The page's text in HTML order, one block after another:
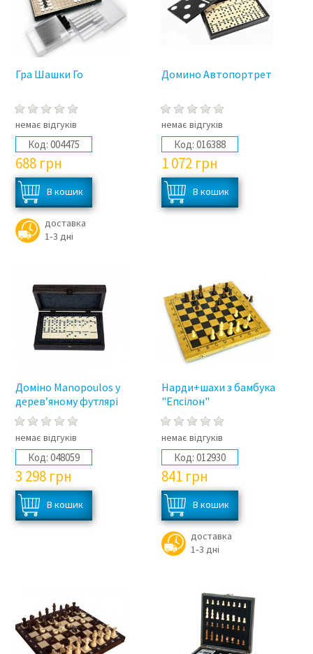
Гра Шашки Го
немає відгуків
Код: 004475
688 грн
доставка
1‑3 дні
Домино Автопортрет
немає відгуків
Код: 016388
1 072 грн
Доміно Manopoulos у
дерев’яному футлярі
немає відгуків
Код: 048059
3 298 грн
Нарди+шахи з бамбука
"Епсілон"
немає відгуків
Код: 012930
841 грн
доставка
1‑3 дні